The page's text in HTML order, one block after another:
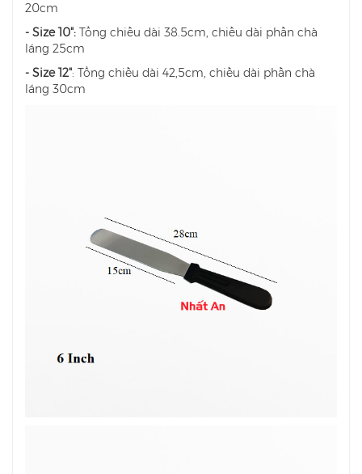
20cm
- Size 10": Tổng chiều dài 38.5cm, chiều dài phần chà
láng 25cm
- Size 12": Tổng chiều dài 42,5cm, chiều dài phần chà
láng 30cm